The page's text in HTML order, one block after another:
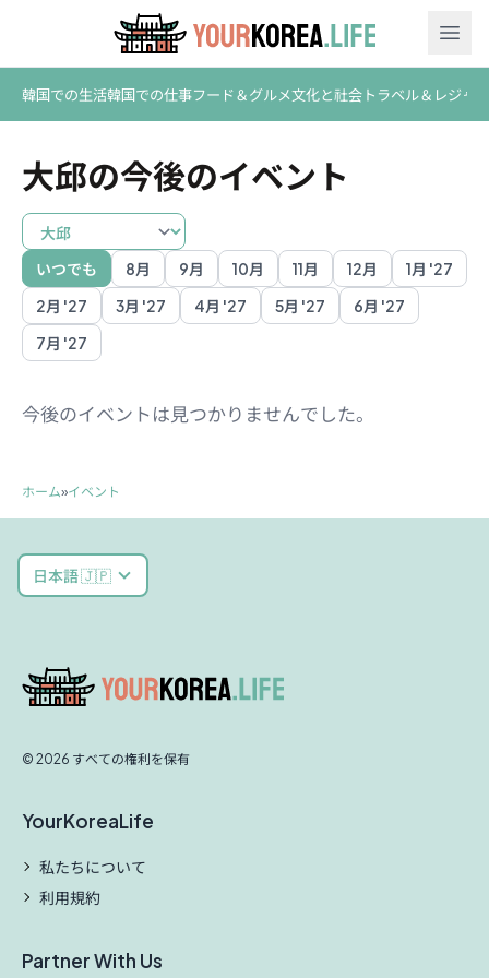
韓国での生活韓国での仕事フード＆グルメ文化と社会 トラベル＆レジャー
大邱の今後のイベント
Busan Daegu Gwangju GyeongjuIncheon Jeju
いつでも 8月 9月 10月 11月 12月
1月 '27
2月 '27
3月 '27 4月 '27 5月 '27
6月 '27
7月 '27
今後のイベントは見つかりませんでした。
ホーム»イベント
日本語 🇯🇵
© 2026 すべての権利を保有
YourKoreaLife
私たちについて
利用規約
Partner With Us